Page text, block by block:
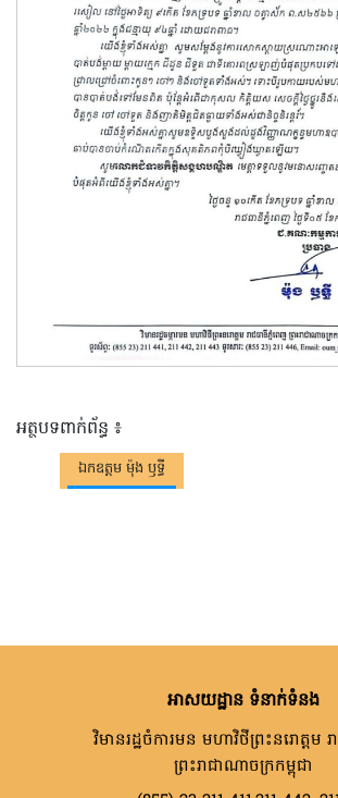
អត្ថបទពាក់ព័ន្ធ ៖
ឯកឧត្តម ម៉ុង ឫទ្ធី
អាសយដ្ឋាន ទំនាក់ទំនង
វិមានរដ្ឋចំការមន មហាវិថីព្រះនរោត្តម
ព្រះរាជាណាចក្រកម្ពុជា